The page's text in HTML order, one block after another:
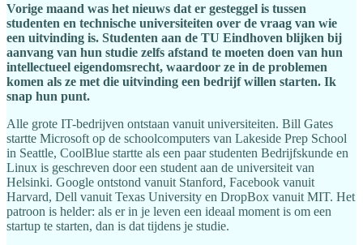
Vorige maand was het nieuws dat er gesteggel is tussen
studenten en technische universiteiten over de vraag van wie
een uitvinding is. Studenten aan de TU Eindhoven blijken bij
aanvang van hun studie zelfs afstand te moeten doen van hun
intellectueel eigendomsrecht, waardoor ze in de problemen
komen als ze met die uitvinding een bedrijf willen starten. Ik
snap hun punt.
Alle grote IT-bedrijven ontstaan vanuit universiteiten. Bill Gates
startte Microsoft op de schoolcomputers van Lakeside Prep School
in Seattle, CoolBlue startte als een paar studenten Bedrijfskunde en
Linux is geschreven door een student aan de universiteit van
Helsinki. Google ontstond vanuit Stanford, Facebook vanuit
Harvard, Dell vanuit Texas University en DropBox vanuit MIT. Het
patroon is helder: als er in je leven een ideaal moment is om een
startup te starten, dan is dat tijdens je studie.